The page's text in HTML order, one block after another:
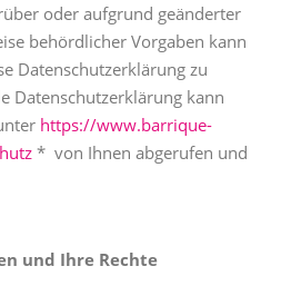
oder aufgrund geänderter
behördlicher Vorgaben kann
Datenschutzerklärung zu
Datenschutzerklärung kann
https://www.barrique-
* von Ihnen abgerufen und
und Ihre Rechte